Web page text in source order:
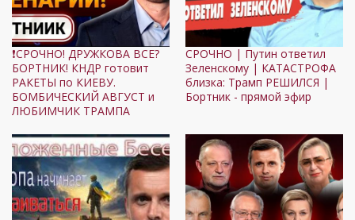
❗СРОЧНО! ДРУЖКОВА ВСЕ?
БОРТНИК! КНДР готовит
РАКЕТЫ по КИЕВУ.
БОМБИЧЕСКИЙ АВГУСТ и
ЛЮБИМЧИК ТРАМПА
СРОЧНО | Путин ответил
Зеленскому | КАТАСТРОФА
близка: Трамп РЕШИЛСЯ |
Бортник - прямой эфир